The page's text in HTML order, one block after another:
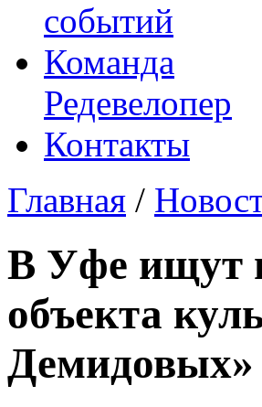
событий
Команда
Редевелопер
Контакты
Главная /
В Уфе ищут
объекта
Демидовых»